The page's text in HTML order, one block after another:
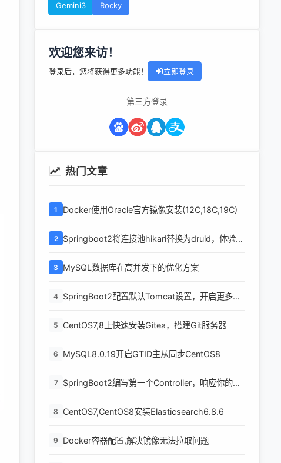
Gemini3
Rocky
欢迎您来访！
登录后，您将获得更多功能！ 立即登录
第三方登录
热门文章
1 Docker使用Oracle官方镜像安装(12C,18C,19C)
2
Springboot2将连接池hikari替换为druid，体验最
3 MySQL数据库在高并发下的优化方案
4 SpringBoot2配置默认Tomcat设置，开启更多高
5 CentOS7,8上快速安装Gitea，搭建Git服务器
6 MySQL8.0.19开启GTID主从同步CentOS8
7
SpringBoot2编写第一个Controller，响应你的
8 CentOS7,CentOS8安装Elasticsearch6.8.6
9 Docker容器配置,解决镜像无法拉取问题